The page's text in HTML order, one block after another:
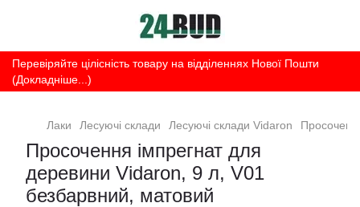
Перевіряйте цілісність товару на відділеннях Нової Пошти
(Докладніше...)
Лаки Лесуючі склади Лесуючі склади Vidaron
Просочення імпрегнат для
деревини Vidaron, 9 л, V01
безбарвний, матовий